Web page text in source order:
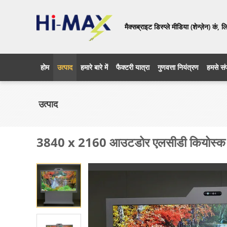
मैक्सब्राइट डिस्प्ले मीडिया (शेन्ज़ेन) कं,
होम उत्पाद हमारे बारे में फैक्टरी यात्रा गुणवत्ता नियंत्रण हमसे
उत्पाद
3840 x 2160 आउटडोर एलसीडी